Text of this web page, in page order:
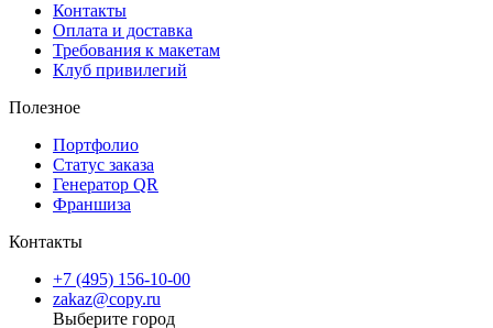
Контакты
Оплата и доставка
Требования к макетам
Клуб привилегий
Полезное
Портфолио
Статус заказа
Генератор QR
Франшиза
Контакты
+7 (495) 156-10-00
zakaz@copy.ru